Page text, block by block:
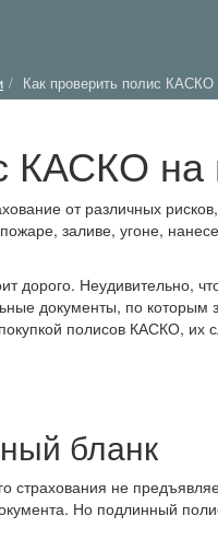
Как проверить полис КАСКО
КАСКО на
от различных
заливе, угоне,
дорого. Неудивительно,
документы, по которым
полисов КАСКО, их
бланк
страхования не
Но подлинный